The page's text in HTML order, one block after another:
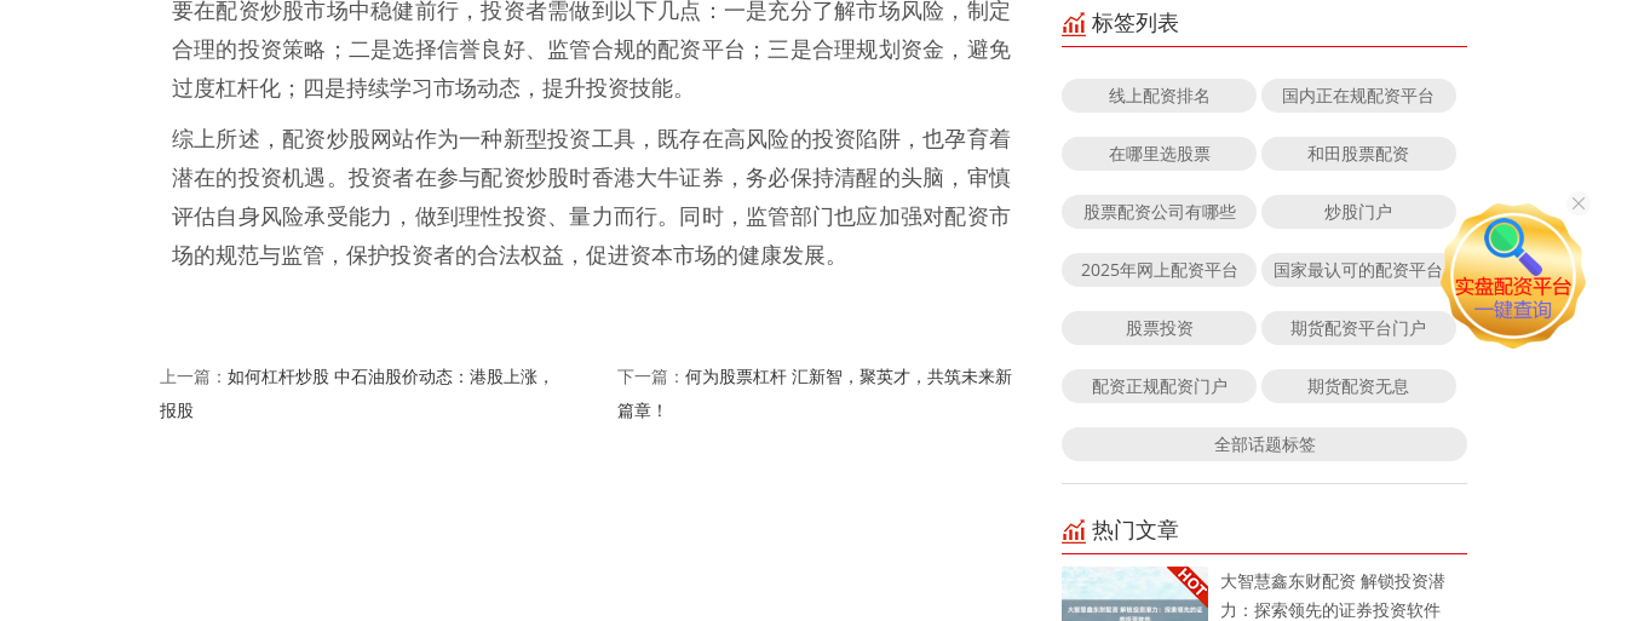
要在配资炒股市场中稳健前行，投资者需做到以下几点：一是充分了解市场风险，制定
合理的投资策略；二是选择信誉良好、监管合规的配资平台；三是合理规划资金，避免
过度杠杆化；四是持续学习市场动态，提升投资技能。
综上所述，配资炒股网站作为一种新型投资工具，既存在高风险的投资陷阱，也孕育着
潜在的投资机遇。投资者在参与配资炒股时香港大牛证券，务必保持清醒的头脑，审慎
评估自身风险承受能力，做到理性投资、量力而行。同时，监管部门也应加强对配资市
场的规范与监管，保护投资者的合法权益，促进资本市场的健康发展。
上一篇： 如何杠杆炒股 中石油股价动态：港股上涨，
报股
下一篇： 何为股票杠杆 汇新智，聚英才，共筑未来新
篇章！
标签列表
线上配资排名 国内正在规配资平台
在哪里选股票 和田股票配资
股票配资公司有哪些 炒股门户
2025年网上配资平台 国家最认可的配资平台
股票投资 期货配资平台门户
配资正规配资门户 期货配资无息
全部话题标签
热门文章
大智慧鑫东财配资 解锁投资潜
力：探索领先的证券投资软件